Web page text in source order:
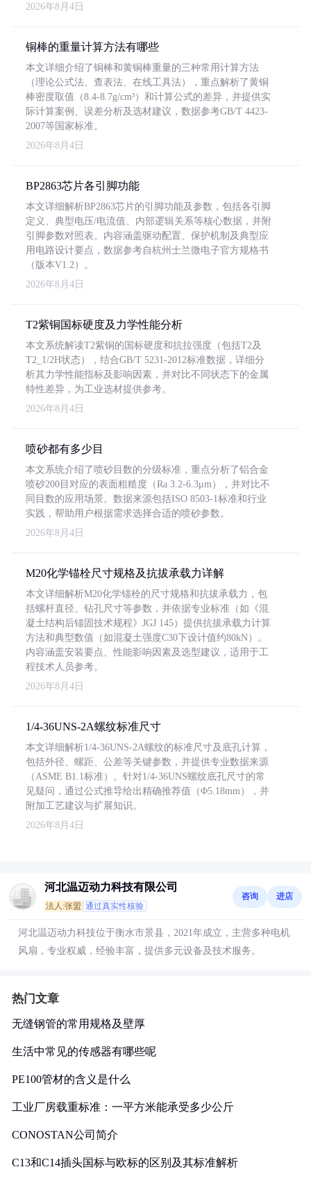
2026年8月4日
铜棒的重量计算方法有哪些
本文详细介绍了铜棒和黄铜棒重量的三种常用计算方法
（理论公式法、查表法、在线工具法），重点解析了黄铜
棒密度取值（8.4-8.7g/cm³）和计算公式的差异，并提供实
际计算案例、误差分析及选材建议，数据参考GB/T 4423-
2007等国家标准。
2026年8月4日
BP2863芯片各引脚功能
本文详细解析BP2863芯片的引脚功能及参数，包括各引脚
定义、典型电压/电流值、内部逻辑关系等核心数据，并附
引脚参数对照表。内容涵盖驱动配置、保护机制及典型应
用电路设计要点，数据参考自杭州士兰微电子官方规格书
（版本V1.2）。
2026年8月4日
T2紫铜国标硬度及力学性能分析
本文系统解读T2紫铜的国标硬度和抗拉强度（包括T2及
T2_1/2H状态），结合GB/T 5231-2012标准数据，详细分
析其力学性能指标及影响因素，并对比不同状态下的金属
特性差异，为工业选材提供参考。
2026年8月4日
喷砂都有多少目
本文系统介绍了喷砂目数的分级标准，重点分析了铝合金
喷砂200目对应的表面粗糙度（Ra 3.2-6.3μm），并对比不
同目数的应用场景。数据来源包括ISO 8503-1标准和行业
实践，帮助用户根据需求选择合适的喷砂参数。
2026年8月4日
M20化学锚栓尺寸规格及抗拔承载力详解
本文详细解析M20化学锚栓的尺寸规格和抗拔承载力，包
括螺杆直径、钻孔尺寸等参数，并依据专业标准（如《混
凝土结构后锚固技术规程》JGJ 145）提供抗拔承载力计算
方法和典型数值（如混凝土强度C30下设计值约80kN）。
内容涵盖安装要点、性能影响因素及选型建议，适用于工
程技术人员参考。
2026年8月4日
1/4-36UNS-2A螺纹标准尺寸
本文详细解析1/4-36UNS-2A螺纹的标准尺寸及底孔计算，
包括外径、螺距、公差等关键参数，并提供专业数据来源
（ASME B1.1标准）。针对1/4-36UNS螺纹底孔尺寸的常
见疑问，通过公式推导给出精确推荐值（Φ5.18mm），并
附加工艺建议与扩展知识。
2026年8月4日
河北温迈动力科技有限公司
法人:张盟 通过真实性核验
咨询 进店
河北温迈动力科技位于衡水市景县，2021年成立，主营多种电机
风扇，专业权威，经验丰富，提供多元设备及技术服务。
热门文章
无缝钢管的常用规格及壁厚
生活中常见的传感器有哪些呢
PE100管材的含义是什么
工业厂房载重标准：一平方米能承受多少公斤
CONOSTAN公司简介
C13和C14插头国标与欧标的区别及其标准解析